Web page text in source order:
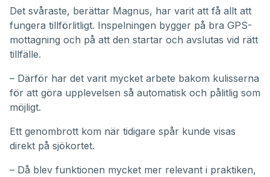
Det svåraste, berättar Magnus, har varit att få allt att
fungera tillförlitligt. Inspelningen bygger på bra GPS-
mottagning och på att den startar och avslutas vid rätt
tillfälle.
– Därför har det varit mycket arbete bakom kulisserna
för att göra upplevelsen så automatisk och pålitlig som
möjligt.
Ett genombrott kom när tidigare spår kunde visas
direkt på sjökortet.
– Då blev funktionen mycket mer relevant i praktiken,